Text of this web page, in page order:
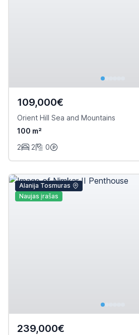
109,000€
Orient Hill Sea and Mountains
100 m²
2
2 0
Alanija Tosmuras
Naujas įrašas
239,000€